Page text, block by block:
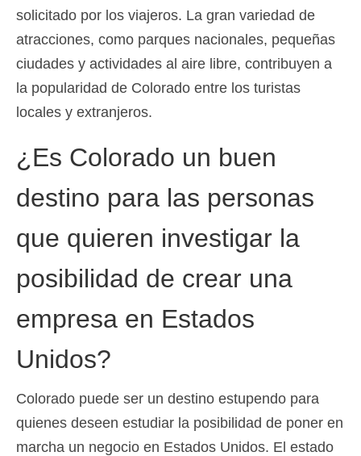
solicitado por los viajeros. La gran variedad de
atracciones, como parques nacionales, pequeñas
ciudades y actividades al aire libre, contribuyen a
la popularidad de Colorado entre los turistas
locales y extranjeros.
¿Es Colorado un buen
destino para las personas
que quieren investigar la
posibilidad de crear una
empresa en Estados
Unidos?
Colorado puede ser un destino estupendo para
quienes deseen estudiar la posibilidad de poner en
marcha un negocio en Estados Unidos. El estado